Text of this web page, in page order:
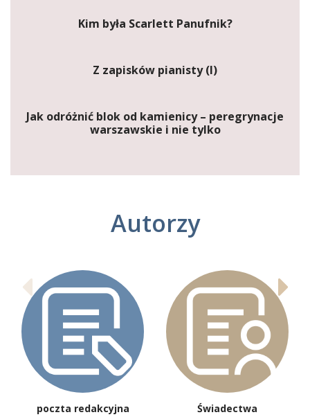
Kim była Scarlett Panufnik?
Z zapisków pianisty (I)
Jak odróżnić blok od kamienicy – peregrynacje
warszawskie i nie tylko
Autorzy
poczta redakcyjna Świadectwa